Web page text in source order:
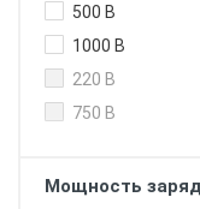
Olink
EU Etrel
500 В
1000 В
220 В
750 В
Мощность